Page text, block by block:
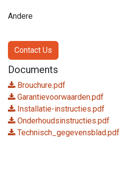
Andere
Contact Us
Documents
Brouchure.pdf
Garantievoorwaarden.pdf
Installatie-instructies.pdf
Onderhoudsinstructies.pdf
Technisch_gegevensblad.pdf